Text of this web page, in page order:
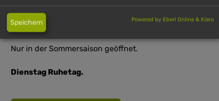
Bewirtschaftet von Familie Haser 08386 962402
Nur in der Sommersaison geöffnet.
Dienstag Ruhetag.
Speichern Powered by Eberl Online & Klaro